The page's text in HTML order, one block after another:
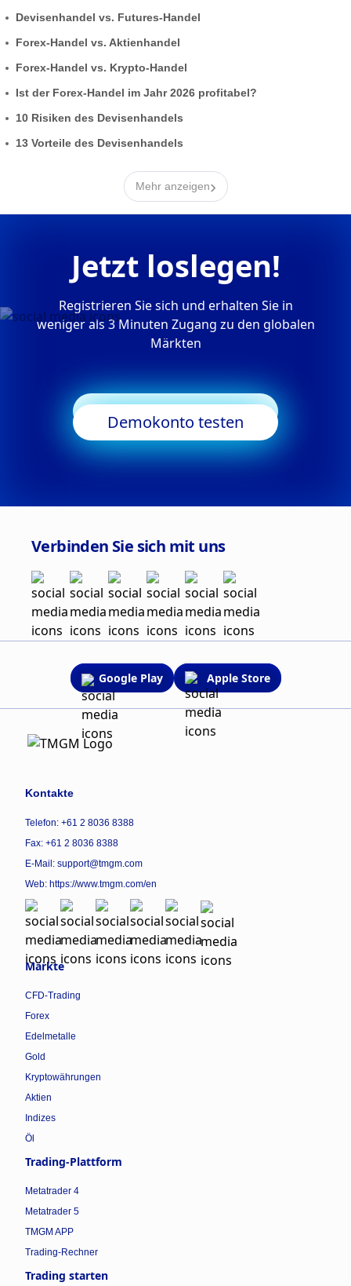
Devisenhandel vs. Futures-Handel
Forex-Handel vs. Aktienhandel
Forex-Handel vs. Krypto-Handel
Ist der Forex-Handel im Jahr 2026 profitabel?
10 Risiken des Devisenhandels
13 Vorteile des Devisenhandels
Mehr anzeigen›
Jetzt loslegen!
Registrieren Sie sich und erhalten Sie in
weniger als 3 Minuten Zugang zu den globalen
Märkten
Trading starten
Demokonto testen
Verbinden Sie sich mit uns
Google Play Apple Store
Kontakte
Telefon: +61 2 8036 8388
Fax: +61 2 8036 8388
E-Mail: support@tmgm.com
Web: https://www.tmgm.com/en
Märkte
CFD-Trading
Forex
Edelmetalle
Gold
Kryptowährungen
Aktien
Indizes
Öl
Trading-Plattform
Metatrader 4
Metatrader 5
TMGM APP
Trading-Rechner
Trading starten